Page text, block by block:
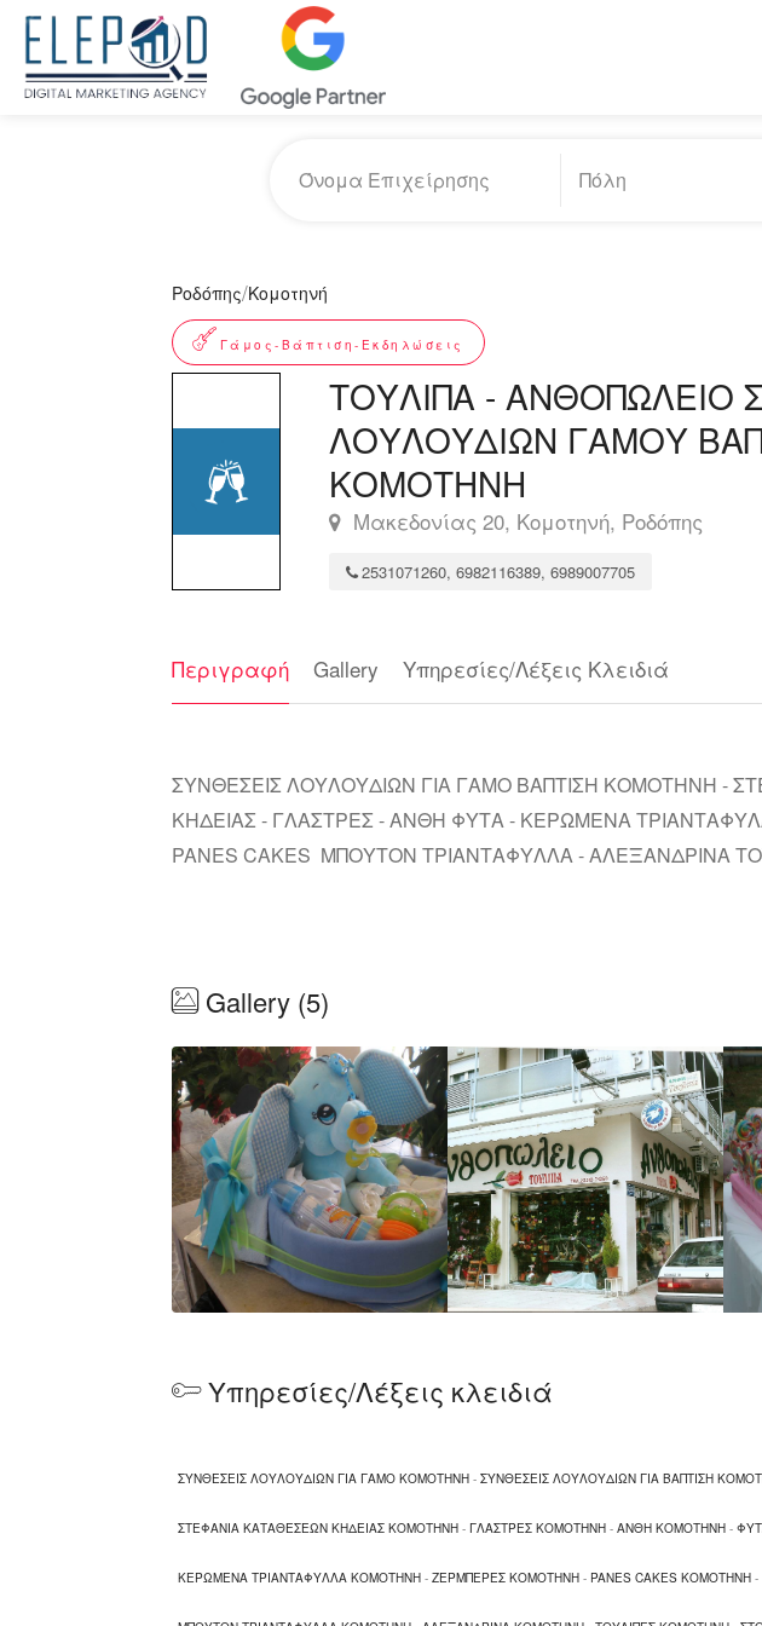
Ροδόπης/Κομοτηνή
Γάμος-Βάπτιση-Εκδηλώσεις
ΤΟΥΛΙΠΑ - ΑΝΘΟΠΩΛΕΙΟ
ΛΟΥΛΟΥΔΙΩΝ ΓΑΜΟΥ
ΚΟΜΟΤΗΝΗ
Μακεδονίας 20, Κομοτηνή, Ροδόπης
2531071260, 6982116389, 6989007705
Περιγραφή Gallery Υπηρεσίες/Λέξεις Κλειδιά
ΣΥΝΘΕΣΕΙΣ ΛΟΥΛΟΥΔΙΩΝ ΓΙΑ ΓΑΜΟ ΒΑΠΤΙΣΗ ΚΟΜΟΤΗΝΗ -
ΚΗΔΕΙΑΣ - ΓΛΑΣΤΡΕΣ - ΑΝΘΗ ΦΥΤΑ - ΚΕΡΩΜΕΝΑ
PANES CAKES ΜΠΟΥΤΟΝ ΤΡΙΑΝΤΑΦΥΛΛΑ - ΑΛΕΞΑΝΔΡΙΝΑ
Gallery (5)
Υπηρεσίες/Λέξεις κλειδιά
ΣΥΝΘΕΣΕΙΣ ΛΟΥΛΟΥΔΙΩΝ ΓΙΑ ΓΑΜΟ ΚΟΜΟΤΗΝΗ - ΣΥΝΘΕΣΕΙΣ ΛΟΥΛΟΥΔΙΩΝ ΓΙΑ ΒΑΠΤΙΣΗ
ΣΤΕΦΑΝΙΑ ΚΑΤΑΘΕΣΕΩΝ ΚΗΔΕΙΑΣ ΚΟΜΟΤΗΝΗ - ΓΛΑΣΤΡΕΣ ΚΟΜΟΤΗΝΗ - ΑΝΘΗ ΚΟΜΟΤΗΝΗ -
ΚΕΡΩΜΕΝΑ ΤΡΙΑΝΤΑΦΥΛΛΑ ΚΟΜΟΤΗΝΗ - ΖΕΡΜΠΕΡΕΣ ΚΟΜΟΤΗΝΗ - PANES CAKES ΚΟΜΟΤΗΝΗ -